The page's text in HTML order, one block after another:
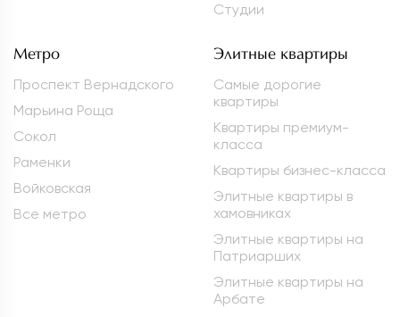
Студии
Метро
Проспект Вернадского
Марьина Роща
Сокол
Раменки
Войковская
Все метро
Элитные квартиры
Самые дорогие
квартиры
Квартиры премиум-
класса
Квартиры бизнес-класса
Элитные квартиры в
хамовниках
Элитные квартиры на
Патриарших
Элитные квартиры на
Арбате